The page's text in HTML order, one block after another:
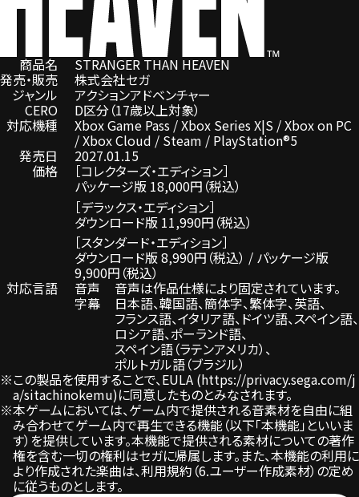
商品名 STRANGER THAN HEAVEN
発売・販売 株式会社セガ
ジャンル アクションアドベンチャー
CERO D区分（17歳以上対象）
対応機種 Xbox Game Pass / Xbox Series X|S / Xbox on PC
/ Xbox Cloud / Steam / PlayStation®5
発売日 2027.01.15
価格 ［コレクターズ・エディション］
パッケージ版 18,000円（税込）
［デラックス・エディション］
ダウンロード版 11,990円（税込）
［スタンダード・エディション］
ダウンロード版 8,990円（税込） / パッケージ版
9,900円（税込）
対応言語
音声 音声は作品仕様により固定されています。
字幕 日本語、韓国語、簡体字、繁体字、英語、
フランス語、イタリア語、ドイツ語、スペイン語、
ロシア語、ポーランド語、
スペイン語（ラテンアメリカ）、
ポルトガル語（ブラジル）
※この製品を使用することで、EULA (https://privacy.sega.com/j
a/sitachinokemu)に同意したものとみなされます。
※本ゲームにおいては、ゲーム内で提供される音素材を自由に組
み合わせてゲーム内で再生できる機能（以下「本機能」といいま
す）を提供しています。本機能で提供される素材についての著作
権を含む一切の権利はセガに帰属します。また、本機能の利用に
より作成された楽曲は、利用規約（6.ユーザー作成素材）の定め
に従うものとします。